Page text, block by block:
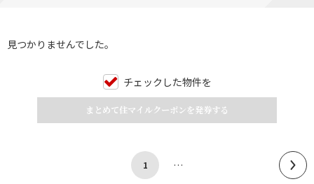
見つかりませんでした。
チェックした物件を
まとめて住マイルクーポンを発券する
1 …